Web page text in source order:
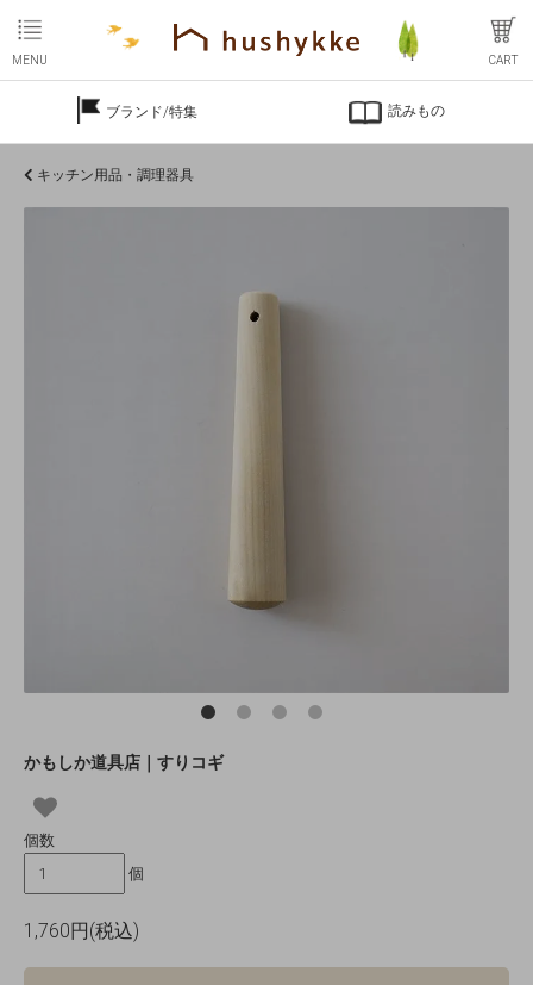
MENU CART
ブランド/特集 読みもの
キッチン用品・調理器具
かもしか道具店｜すりコギ
個数
個
1,760円(税込)